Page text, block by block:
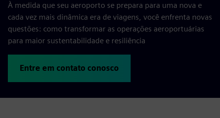
À medida que seu aeroporto se prepara para uma nova e
cada vez mais dinâmica era de viagens, você enfrenta novas
questões: como transformar as operações aeroportuárias
para maior sustentabilidade e resiliência
Entre em contato conosco